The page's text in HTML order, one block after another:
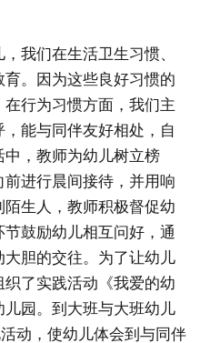
我们在生活卫生习惯、
。因为这些良好习惯的
行为习惯方面，我们主
能与同伴友好相处，自
，教师为幼儿树立榜
进行晨间接待，并用响
生人，教师积极督促幼
鼓励幼儿相互问好，通
胆的交往。为了让幼儿
了实践活动《我爱的幼
园。到大班与大班幼儿
动，使幼儿体会到与同伴